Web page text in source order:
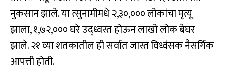
नुकसान झाले. या त्सुनामीमधे २,३०,००० लोकांचा मृत्यू
झाला, १,७२,००० घरे उद्ध्वस्त होऊन लाखो लोक बेघर
झाले. २१ व्या शतकातील ही सर्वात जास्त विध्वंसक नैसर्गिक
आपत्ती होती.